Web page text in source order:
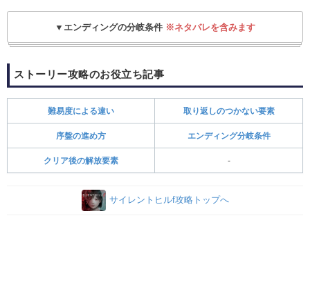
▼エンディングの分岐条件 ※ネタバレを含みます
ストーリー攻略のお役立ち記事
難易度による違い 取り返しのつかない要素
序盤の進め方 エンディング分岐条件
クリア後の解放要素 -
サイレントヒルf攻略トップへ